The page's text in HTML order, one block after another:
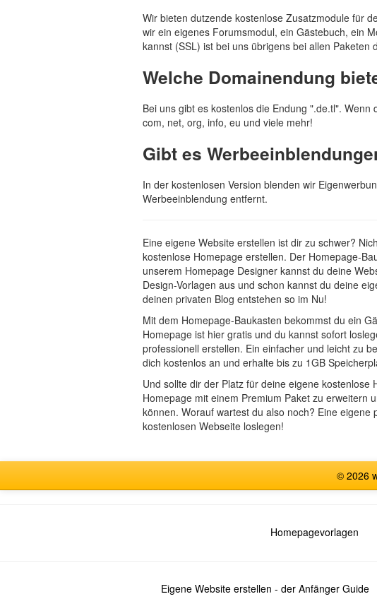
Wir bieten dutzende kostenlose Zusatzmodule für
wir ein eigenes Forumsmodul, ein Gästebuch, ein
kannst (SSL) ist bei uns übrigens bei allen
Welche Domainendung
Bei uns gibt es kostenlos die Endung ".de.tl".
com, net, org, info, eu und viele mehr!
Gibt es
In der kostenlosen Version blenden wir
Werbeeinblendung entfernt.
Eine eigene Website erstellen ist dir zu schwer?
kostenlose Homepage erstellen. Der Homepage-
unserem Homepage Designer kannst du deine
Design-Vorlagen aus und schon kannst du deine
deinen privaten Blog entstehen so im Nu!
Mit dem Homepage-Baukasten bekommst du ein
Homepage ist hier gratis und du kannst sofort
professionell erstellen. Ein einfacher und leicht zu
dich kostenlos an und erhalte bis zu 1GB
Und sollte dir der Platz für deine eigene
Homepage mit einem Premium Paket zu erweitern
können. Worauf wartest du also noch? Eine
kostenlosen Webseite loslegen!
© 2026
Homepagevorlagen
Eigene Website erstellen - der Anfänger Guide